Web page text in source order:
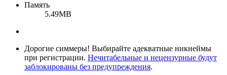
Память
5.49MB
Дорогие симмеры! Выбирайте адекватные никнеймы
при регистрации. Нечитабельные и нецензурные будут
заблокированы без предупреждения.